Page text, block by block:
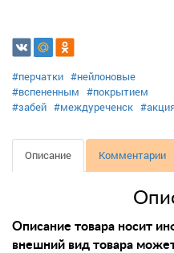
#перчатки #нейлоновые
#вспененным #покрытием
#забей #междуреченск
Описание Комментарии
Описание товара носит
внешний вид товара